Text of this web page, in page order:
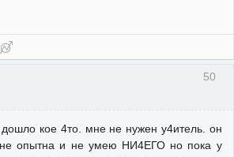
50
кое 4то. мне не нужен у4итель. он
опытна и не умею НИ4ЕГО но пока у